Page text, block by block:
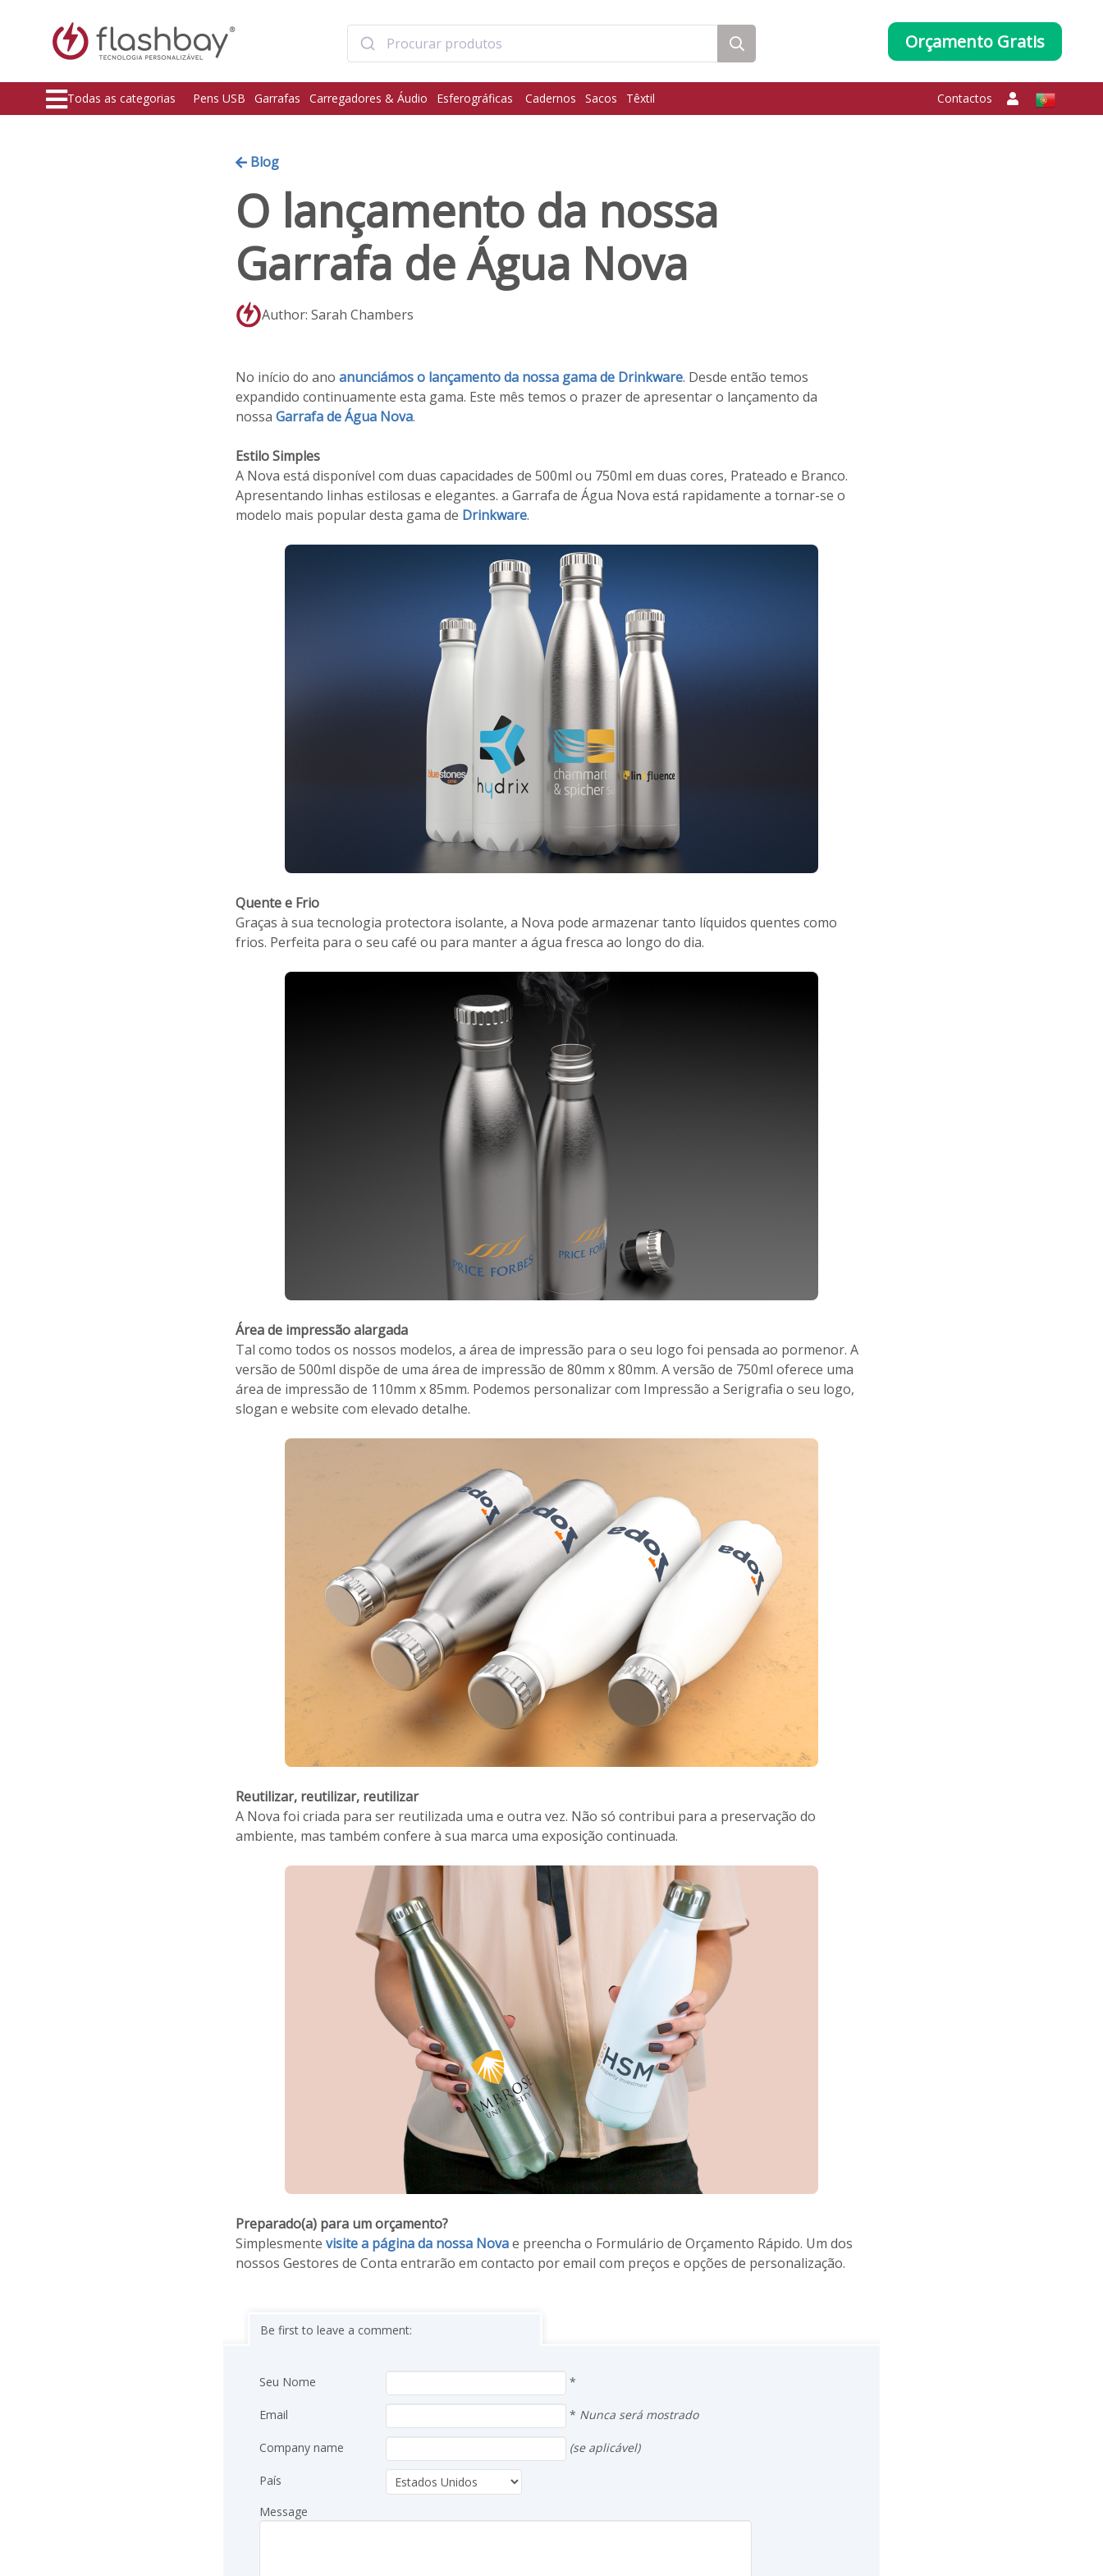
Orçamento Gratis
Todas as categorias Pens USB Garrafas Carregadores & Áudio Esferográficas Cadernos Sacos Têxtil Contactos
Blog
O lançamento da nossa
Garrafa de Água Nova
Author: Sarah Chambers
No início do ano anunciámos o lançamento da nossa gama de Drinkware. Desde então temos
expandido continuamente esta gama. Este mês temos o prazer de apresentar o lançamento da
nossa Garrafa de Água Nova.
Estilo Simples
A Nova está disponível com duas capacidades de 500ml ou 750ml em duas cores, Prateado e Branco.
Apresentando linhas estilosas e elegantes. a Garrafa de Água Nova está rapidamente a tornar-se o
modelo mais popular desta gama de Drinkware.
Quente e Frio
Graças à sua tecnologia protectora isolante, a Nova pode armazenar tanto líquidos quentes como
frios. Perfeita para o seu café ou para manter a água fresca ao longo do dia.
Área de impressão alargada
Tal como todos os nossos modelos, a área de impressão para o seu logo foi pensada ao pormenor. A
versão de 500ml dispõe de uma área de impressão de 80mm x 80mm. A versão de 750ml oferece uma
área de impressão de 110mm x 85mm. Podemos personalizar com Impressão a Serigrafia o seu logo,
slogan e website com elevado detalhe.
Reutilizar, reutilizar, reutilizar
A Nova foi criada para ser reutilizada uma e outra vez. Não só contribui para a preservação do
ambiente, mas também confere à sua marca uma exposição continuada.
Preparado(a) para um orçamento?
Simplesmente visite a página da nossa Novae preencha o Formulário de Orçamento Rápido. Um dos
nossos Gestores de Conta entrarão em contacto por email com preços e opções de personalização.
Be first to leave a comment:
Seu Nome *
Email * Nunca será mostrado
Company name (se aplicável)
País
Message